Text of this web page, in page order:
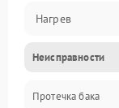
Нагрев
Датчики
Механика
Неисправности
Протечка бака